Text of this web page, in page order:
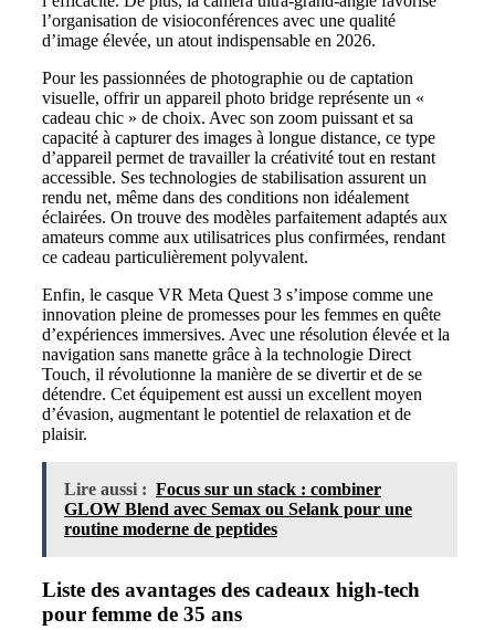
l’organisation de visioconférences avec une qualité
d’image élevée, un atout indispensable en 2026.
Pour les passionnées de photographie ou de captation
visuelle, offrir un appareil photo bridge représente un «
cadeau chic » de choix. Avec son zoom puissant et sa
capacité à capturer des images à longue distance, ce type
d’appareil permet de travailler la créativité tout en restant
accessible. Ses technologies de stabilisation assurent un
rendu net, même dans des conditions non idéalement
éclairées. On trouve des modèles parfaitement adaptés aux
amateurs comme aux utilisatrices plus confirmées, rendant
ce cadeau particulièrement polyvalent.
Enfin, le casque VR Meta Quest 3 s’impose comme une
innovation pleine de promesses pour les femmes en quête
d’expériences immersives. Avec une résolution élevée et la
navigation sans manette grâce à la technologie Direct
Touch, il révolutionne la manière de se divertir et de se
détendre. Cet équipement est aussi un excellent moyen
d’évasion, augmentant le potentiel de relaxation et de
plaisir.
Lire aussi : Focus sur un stack : combiner
GLOW Blend avec Semax ou Selank pour une
routine moderne de peptides
Liste des avantages des cadeaux high-tech
pour femme de 35 ans